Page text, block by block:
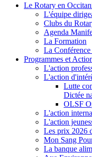
Le Rotary en
L'équipe
Clubs du
Agenda
La Formation
La
Programmes et
L'action
L'action
Lutte
Dictée
OLSF
L'action
L'action
Les prix 2026
Mon Sang
La banque